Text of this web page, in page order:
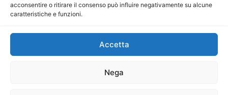
acconsentire o ritirare il consenso può influire negativamente su alcune
caratteristiche e funzioni.
Accetta
Nega
Direttore Responsabile: Maria Calabrese
P.IVA: 06334930820
Mercurio Comunicazione Società Cooperativa a r.l. è
iscritta al Registro degli Operatori di Comunicazione al